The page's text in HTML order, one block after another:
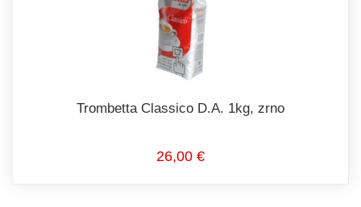
Trombetta Classico D.A. 1kg, zrno
26,00 €